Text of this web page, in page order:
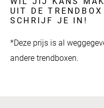
UIT DE
SCHRIJF JE IN!
*Deze prijs is al
andere trendboxen.